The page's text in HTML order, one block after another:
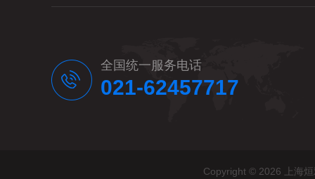
全国统一服务电话
021-62457717
Copyright © 2026 上海